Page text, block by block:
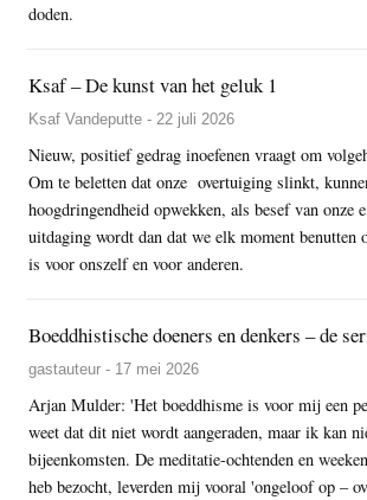
doden.
Ksaf – De kunst van het geluk 1
Ksaf Vandeputte - 22 juli 2026
Nieuw, positief gedrag inoefenen vraagt om
Om te beletten dat onze overtuiging slinkt,
hoogdringendheid opwekken, als besef van onze
uitdaging wordt dan dat we elk moment benutten
is voor onszelf en voor anderen.
Boeddhistische doeners en denkers – de
gastauteur - 17 mei 2026
Arjan Mulder: 'Het boeddhisme is voor mij een
weet dat dit niet wordt aangeraden, maar ik kan
bijeenkomsten. De meditatie-ochtenden en
heb bezocht, leverden mij vooral 'ongeloof op –